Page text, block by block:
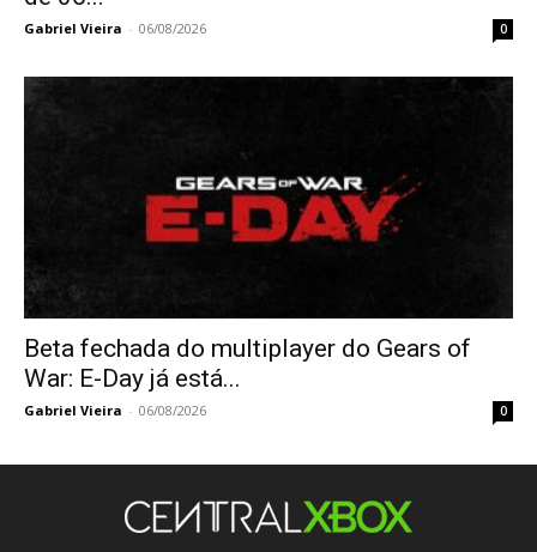
Gabriel Vieira - 06/08/2026 0
Beta fechada do multiplayer do Gears of
War: E-Day já está...
Gabriel Vieira - 06/08/2026 0